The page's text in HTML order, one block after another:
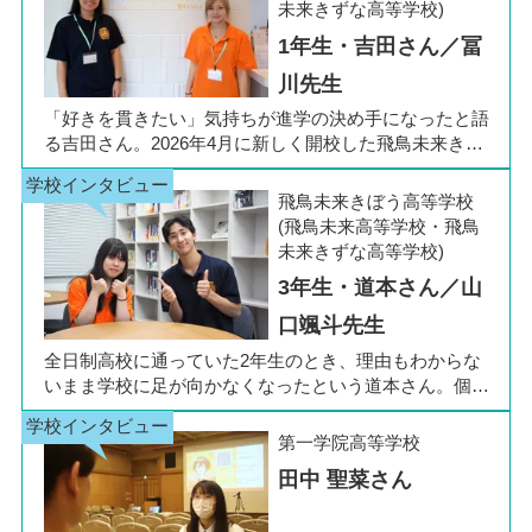
未来きずな高等学校)
1年生・吉田さん／冨
川先生
「好きを貫きたい」気持ちが進学の決め手になったと語
る吉田さん。2026年4月に新しく開校した飛鳥未来きぼ
う高等学校 柏キャンパスの1年生です。彼女は中学3年
生の公立入試直前に「自分らしく過ごしながら夢に近づ
ける環境を選びたい」と思い、進路変更を決意しまし
た。今回は吉田さん、同キャンパスの冨川先生に、通信
制高校の学校生活の様子や雰囲気、行事について語って
いただきました。お互いの話からは、日々の何気ない会
話や行事を通じて育まれた、先生と生徒の温かな信頼関
係もうかがえました。
飛鳥未来きぼう高等学校
(飛鳥未来高等学校・飛鳥
未来きずな高等学校)
3年生・道本さん／山
口颯斗先生
全日制高校に通っていた2年生のとき、理由もわからな
いまま学校に足が向かなくなったという道本さん。個別
相談会で感じた先生の「温かさ」を決め手に、飛鳥未来
きぼう高等学校の町田キャンパスへの転入を選びまし
た。現在は同校に3年生として在籍しながら、オープン
キャンパスでは未来の後輩たちのサポート役「キャス
ト」として活躍しています。同校の山口颯斗先生ととも
第一学院高等学校
田中 聖菜さん